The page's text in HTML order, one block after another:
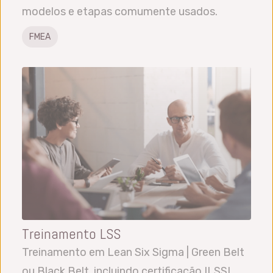
modelos e etapas comumente usados.
FMEA
Treinamento LSS
Treinamento em Lean Six Sigma | Green Belt